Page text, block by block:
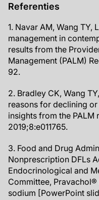
Referenties
1. Navar AM, Wang TY,
management in
results from the
Management (PALM)
92.
2. Bradley CK, Wang
reasons for declining
insights from the PALM
2019;8:e011765.
3. Food and Drug
Nonprescription DFLs
Endocrinological and
Committee, Pravachol®
sodium [PowerPoint